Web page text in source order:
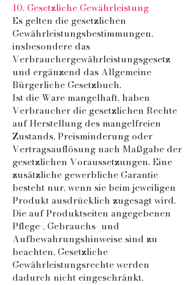
10. Gesetzliche Gewährleistung
Es gelten die gesetzlichen
Gewährleistungsbestimmungen,
insbesondere das
Verbrauchergewährleistungsgesetz
und ergänzend das Allgemeine
Bürgerliche Gesetzbuch.
Ist die Ware mangelhaft, haben
Verbraucher die gesetzlichen Rechte
auf Herstellung des mangelfreien
Zustands, Preisminderung oder
Vertragsauflösung nach Maßgabe der
gesetzlichen Voraussetzungen. Eine
zusätzliche gewerbliche Garantie
besteht nur, wenn sie beim jeweiligen
Produkt ausdrücklich zugesagt wird.
Die auf Produktseiten angegebenen
Pflege-, Gebrauchs- und
Aufbewahrungshinweise sind zu
beachten. Gesetzliche
Gewährleistungsrechte werden
dadurch nicht eingeschränkt.